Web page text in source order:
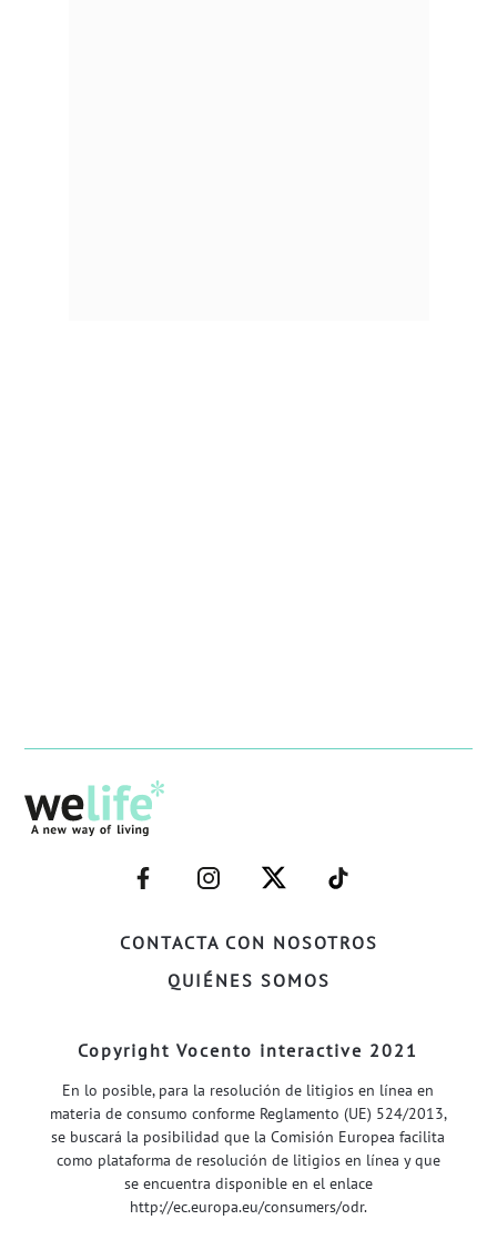
CONTACTA CON NOSOTROS
QUIÉNES SOMOS
–
FACEBOOK–
–
INSTAGRAM–
–
TWITTER–
–
WELIFE–
Copyright Vocento interactive 2021
En lo posible, para la resolución de litigios en línea en
materia de consumo conforme Reglamento (UE) 524/2013,
se buscará la posibilidad que la Comisión Europea facilita
como plataforma de resolución de litigios en línea y que
se encuentra disponible en el enlace
http://ec.europa.eu/consumers/odr.